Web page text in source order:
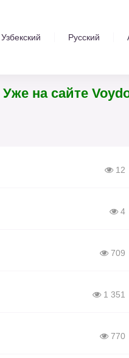
Узбекский Русский
Уже на сайте
12
4
709
1 351
770